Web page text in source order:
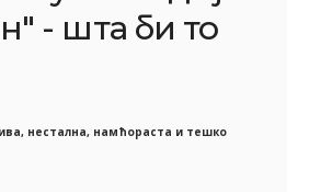
- шта би то
нестална, намћораста и тешко